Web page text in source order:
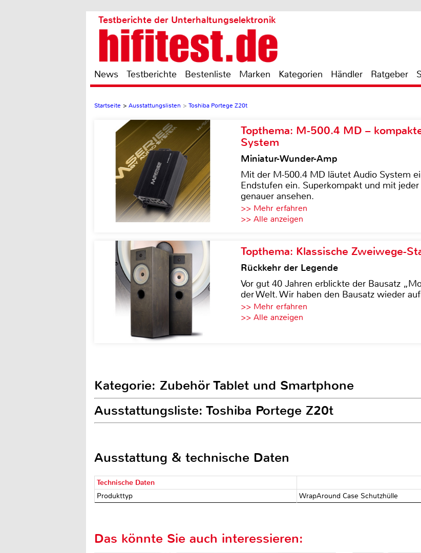
Testberichte der Unterhaltungselektronik
News Testberichte Bestenliste Marken Kategorien Händler Ratgeber
Startseite > Ausstattungslisten > Toshiba Portege Z20t
Topthema: M-500.4 MD –
System
Miniatur-Wunder-Amp
Mit der M-500.4 MD läutet Audio System
Endstufen ein. Superkompakt und mit
genauer ansehen.
>> Mehr erfahren
>> Alle anzeigen
Topthema: Klassische Zweiwege-
Rückkehr der Legende
Vor gut 40 Jahren erblickte der Bausatz
der Welt. Wir haben den Bausatz wieder
>> Mehr erfahren
>> Alle anzeigen
Kategorie: Zubehör Tablet und Smartphone
Ausstattungsliste: Toshiba Portege Z20t
Ausstattung & technische Daten
Technische Daten
Produkttyp
WrapAround Case Schutzhülle
Das könnte Sie auch interessieren: